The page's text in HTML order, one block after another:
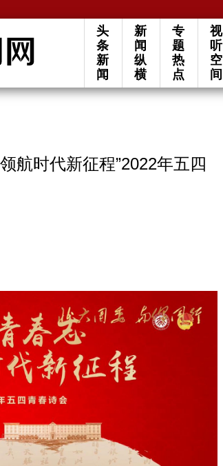
头
条
新
闻
新
闻
纵
横
专
题
热
点
视
听
空
间
航时代新征程”2022年五四